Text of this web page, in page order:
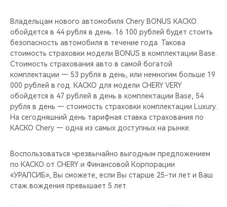
НОВИНКИ
БЛАГОТВОРИТЕЛЬНОСТЬ
CHERY REMOTE
CHERY И СПОРТ
НАШИ МЕРОПРИЯТИЯ
CHERY ДЛЯ ДЕТЕЙ
Владельцам нового автомобиля Chery BONUS КАСКО
обойдется в 44 рубля в день. 16 100 рублей будет стоить
безопасность автомобиля в течение года. Такова
стоимость страховки модели BONUS в комплектации Base.
Стоимость страхования авто в самой богатой
комплектации — 53 рубля в день, или немногим больше 19
000 рублей в год. КАСКО для модели CHERY VERY
обойдется в 47 рублей в день в комплектации Base, 54
рубля в день — стоимость страховки комплектации Luxury.
На сегодняшний день тарифная ставка страхования по
КАСКО Chery — одна из самых доступных на рынке.
Воспользоваться чрезвычайно выгодным предложением
по КАСКО от CHERY и Финансовой Корпорации
«УРАЛСИБ», Вы сможете, если Вы старше 25-ти лет и Ваш
стаж вождения превышает 5 лет.